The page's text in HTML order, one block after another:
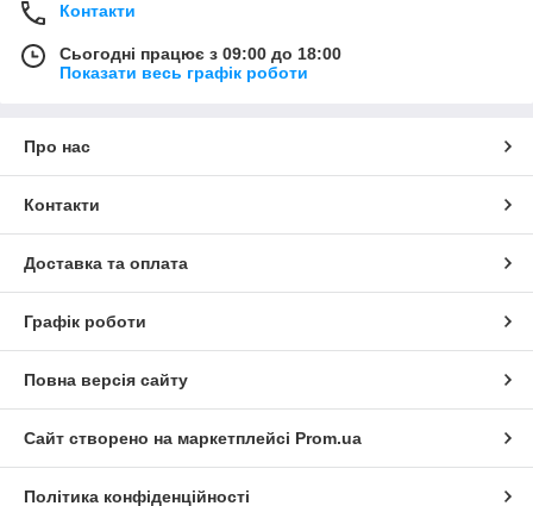
Контакти
Сьогодні працює з 09:00 до 18:00
Показати весь графік роботи
Про нас
Контакти
Доставка та оплата
Графік роботи
Повна версія сайту
Сайт створено на маркетплейсі Prom.ua
Політика конфіденційності